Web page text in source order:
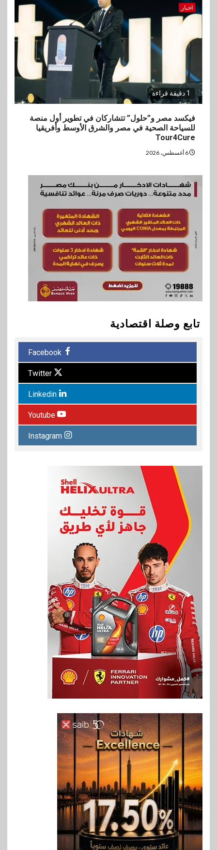
اخبار
1 دقيقة قراءة
فيكسد مصر و”حلول” تتشاركان في تطوير أول منصة
للسياحة الصحية في مصر والشرق الأوسط وأفريقيا
Tour4Cure
تابع وصلة اقتصادية
Facebook
Twitter
Linkedin
Youtube
Instagram
6
اخبار
غرفة القاهرة تنظم ندوة إلكترونية
لدعم الصادرات وتحقيق
مستهدفات رؤية مصر 2030
7
بنوك
بنك مصر يشارك في فعالية اليوم
العالمي للشباب ويقدم العديد من
العروض المجانية